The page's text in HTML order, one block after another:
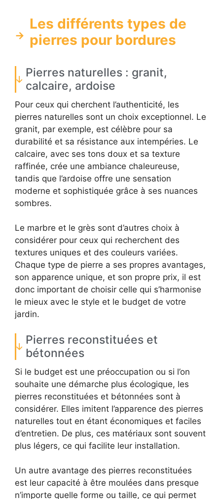
Les différents types de
pierres pour bordures
Pierres naturelles : granit,
calcaire, ardoise
Pour ceux qui cherchent l’authenticité, les
pierres naturelles sont un choix exceptionnel. Le
granit, par exemple, est célèbre pour sa
durabilité et sa résistance aux intempéries. Le
calcaire, avec ses tons doux et sa texture
raffinée, crée une ambiance chaleureuse,
tandis que l’ardoise offre une sensation
moderne et sophistiquée grâce à ses nuances
sombres.
Le marbre et le grès sont d’autres choix à
considérer pour ceux qui recherchent des
textures uniques et des couleurs variées.
Chaque type de pierre a ses propres avantages,
son apparence unique, et son propre prix, il est
donc important de choisir celle qui s’harmonise
le mieux avec le style et le budget de votre
jardin.
Pierres reconstituées et
bétonnées
Si le budget est une préoccupation ou si l’on
souhaite une démarche plus écologique, les
pierres reconstituées et bétonnées sont à
considérer. Elles imitent l’apparence des pierres
naturelles tout en étant économiques et faciles
d’entretien. De plus, ces matériaux sont souvent
plus légers, ce qui facilite leur installation.
Un autre avantage des pierres reconstituées
est leur capacité à être moulées dans presque
n’importe quelle forme ou taille, ce qui permet